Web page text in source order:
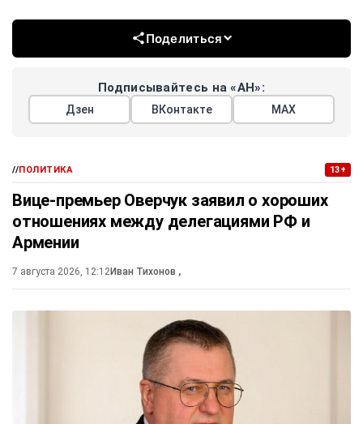
Поделиться
Подписывайтесь на «АН»:
Дзен ВКонтакте МАХ
//ПОЛИТИКА 13+
Вице-премьер Оверчук заявил о хороших
отношениях между делегациями РФ и
Армении
7 августа 2026, 12:12Иван Тихонов ,